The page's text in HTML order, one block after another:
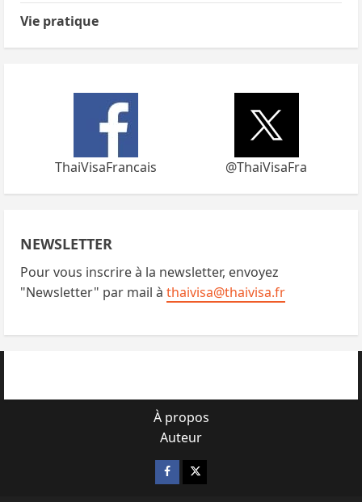
Vie pratique
ThaiVisaFrancais @ThaiVisaFra
NEWSLETTER
Pour vous inscrire à la newsletter, envoyez
"Newsletter" par mail à thaivisa@thaivisa.fr
À propos
Auteur
Facebook
X